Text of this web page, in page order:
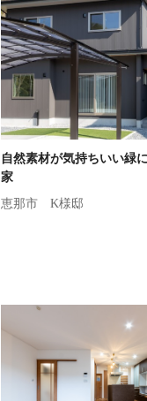
自然素材が気持ちいい緑
家
恵那市 K様邸